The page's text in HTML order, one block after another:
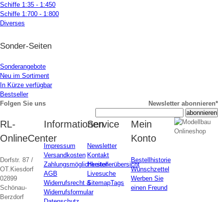
Schiffe 1:35 - 1:450
Schiffe 1:700 - 1:800
Diverses
Sonder-Seiten
Sonderangebote
Neu im Sortiment
In Kürze verfügbar
Bestseller
Folgen Sie uns
Newsletter abonnieren*
RL-
OnlineCenter
Dorfstr. 87 /
OT.Kiesdorf
02899
Schönau-
Berzdorf
Informationen
Impressum
Versandkosten
Zahlungsmöglichkeiten
AGB
Widerrufsrecht &
Widerrufsformular
Service
Newsletter
Kontakt
Herstellerübersicht
Livesuche
SitemapTags
Mein
Konto
Bestellhistorie
Wunschzettel
Werben Sie
einen Freund